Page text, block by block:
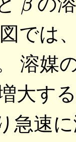
では
溶媒
大す
急速